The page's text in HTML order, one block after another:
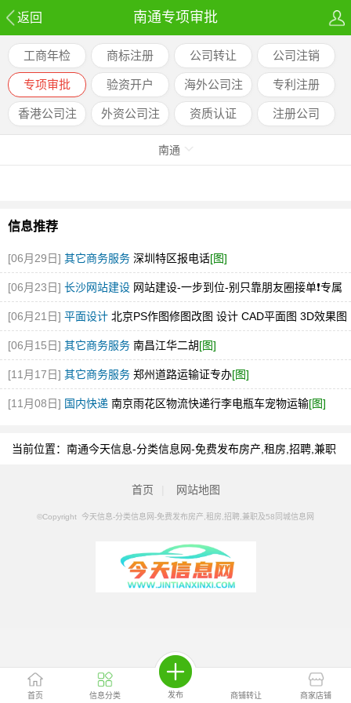
返回 南通专项审批
首页 信息分类 发布 商铺转让 商家店铺
工商年检 商标注册 公司转让 公司注销
专项审批 验资开户
海外公司注
册
专利注册
香港公司注
册
外资公司注
册
资质认证 注册公司
南通
信息推荐
[06月29日] 其它商务服务 深圳特区报电话[图]
[06月23日] 长沙网站建设 网站建设-一步到位-别只靠朋友圈接单❗️专属
才是创业底牌✨
[06月21日] 平面设计 北京PS作图修图改图 设计 CAD平面图 3D效果图
[图]
[06月15日] 其它商务服务 南昌江华二胡[图]
[11月17日] 其它商务服务 郑州道路运输证专办[图]
[11月08日] 国内快递 南京雨花区物流快递行李电瓶车宠物运输[图]
当前位置： 南通今天信息-分类信息网-免费发布房产,租房,招聘,兼职
首页 网站地图
©Copyright 今天信息-分类信息网-免费发布房产,租房,招聘,兼职及58同城信息网